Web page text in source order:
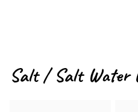
Salt / Salt Water